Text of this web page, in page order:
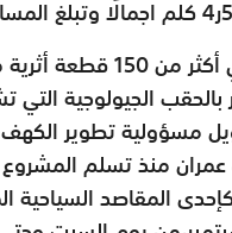
ويضم المعرض
بالحقب الجيولوجية
مسؤولية تطوير
قامت عمران منذ تسلم
المقاصد